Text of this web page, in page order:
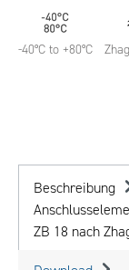
-40°C to +80°C
Beschreibung
ZB 18 nach